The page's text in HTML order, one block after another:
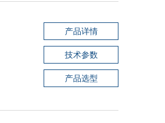
产品详情
技术参数
产品选型